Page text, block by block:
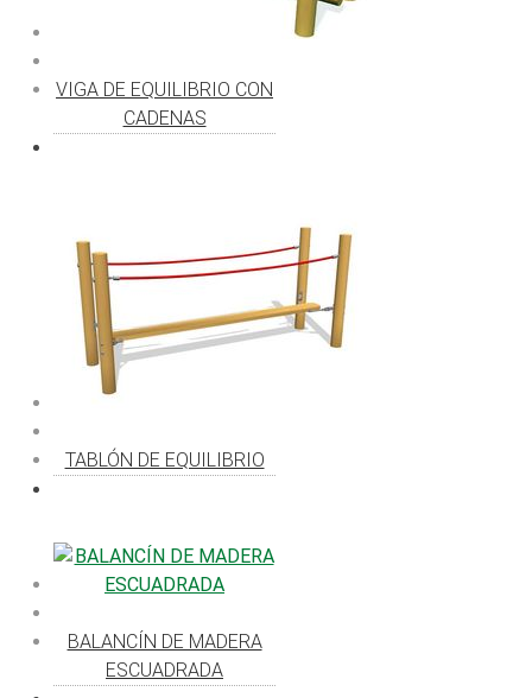
VIGA DE EQUILIBRIO CON
CADENAS
TABLÓN DE EQUILIBRIO
BALANCÍN DE MADERA
ESCUADRADA